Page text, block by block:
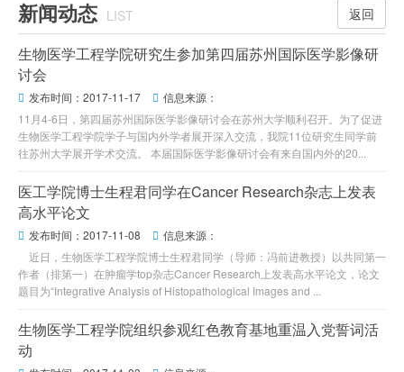
新闻动态 LIST 返回
生物医学工程学院研究生参加第四届苏州国际医学影像研
讨会
 发布时间：2017-11-17  信息来源：
11月4-6日，第四届苏州国际医学影像研讨会在苏州大学顺利召开。为了促进
生物医学工程学院学子与国内外学者展开深入交流，我院11位研究生同学前
往苏州大学展开学术交流。 本届国际医学影像研讨会有来自国内外的20...
医工学院博士生程君同学在Cancer Research杂志上发表
高水平论文
 发布时间：2017-11-08  信息来源：
近日，生物医学工程学院博士生程君同学（导师：冯前进教授）以共同第一
作者（排第一）在肿瘤学top杂志Cancer Research上发表高水平论文，论文
题目为“Integrative Analysis of Histopathological Images and ...
生物医学工程学院组织参观红色教育基地重温入党誓词活
动